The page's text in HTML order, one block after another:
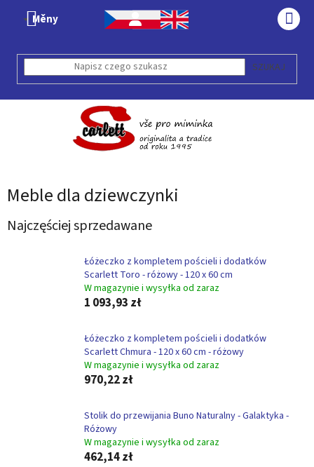
Měny
SZUKAJ
Meble dla dziewczynki
Najczęściej sprzedawane
Łóżeczko z kompletem pościeli i dodatków
Scarlett Toro - różowy - 120 x 60 cm
W magazynie i wysyłka od zaraz
1 093,93 zł
Łóżeczko z kompletem pościeli i dodatków
Scarlett Chmura - 120 x 60 cm - różowy
W magazynie i wysyłka od zaraz
970,22 zł
Stolik do przewijania Buno Naturalny - Galaktyka -
Różowy
W magazynie i wysyłka od zaraz
462,14 zł